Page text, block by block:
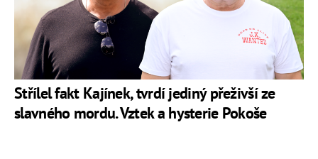
Střílel fakt Kajínek, tvrdí jediný přeživší ze
slavného mordu. Vztek a hysterie Pokoše